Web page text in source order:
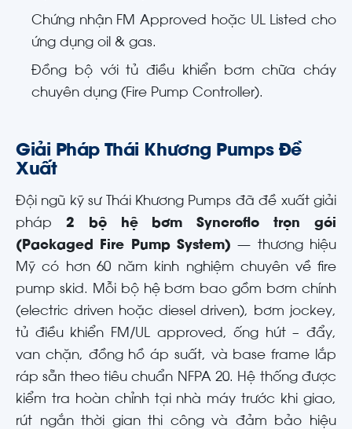
Chứng nhận FM Approved hoặc UL Listed cho
ứng dụng oil & gas.
Đồng bộ với tủ điều khiển bơm chữa cháy
chuyên dụng (Fire Pump Controller).
Giải Pháp Thái Khương Pumps Đề
Xuất
Đội ngũ kỹ sư Thái Khương Pumps đã đề xuất giải
pháp 2 bộ hệ bơm Syncroflo trọn gói
(Packaged Fire Pump System) — thương hiệu
Mỹ có hơn 60 năm kinh nghiệm chuyên về fire
pump skid. Mỗi bộ hệ bơm bao gồm bơm chính
(electric driven hoặc diesel driven), bơm jockey,
tủ điều khiển FM/UL approved, ống hút – đẩy,
van chặn, đồng hồ áp suất, và base frame lắp
ráp sẵn theo tiêu chuẩn NFPA 20. Hệ thống được
kiểm tra hoàn chỉnh tại nhà máy trước khi giao,
rút ngắn thời gian thi công và đảm bảo hiệu